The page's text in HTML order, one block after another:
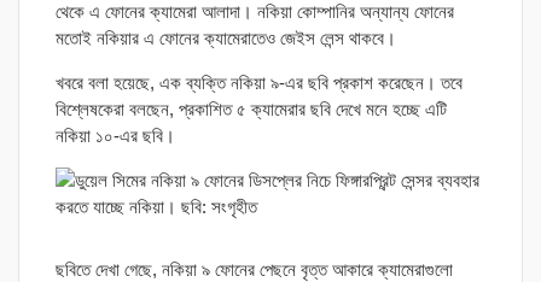
থেকে এ ফোনের ক্যামেরা আলাদা। নকিয়া কোম্পানির অন্যান্য ফোনের
মতোই নকিয়ার এ ফোনের ক্যামেরাতেও জেইস লেন্স থাকবে।
খবরে বলা হয়েছে, এক ব্যক্তি নকিয়া ৯-এর ছবি প্রকাশ করেছেন। তবে
বিশ্লেষকেরা বলছেন, প্রকাশিত ৫ ক্যামেরার ছবি দেখে মনে হচ্ছে এটি
নকিয়া ১০-এর ছবি।
ছবিতে দেখা গেছে, নকিয়া ৯ ফোনের পেছনে বৃত্ত আকারে ক্যামেরাগুলো